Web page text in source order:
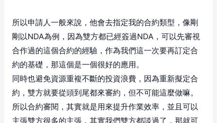
所以申請人一般來說，他會去指定我的合約類型，像剛
剛以NDA為例，因為雙方都已經簽過NDA，可以先審視
合作過的這個合約的經驗，作為我們這一次要再訂定合
約的基礎，那這個是一個很好的應用。
同時也避免資源重複不斷的投資浪費，因為重新擬定合
約，雙方就要從頭到尾都來審約，但不可能這麼做嘛。
所以合約審閱，其實就是用來提升作業效率，並且可以
主張雙方很多的主張，其實我們雙方都談過了，那就可